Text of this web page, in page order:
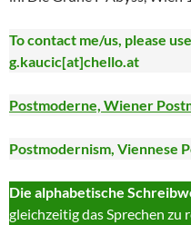
To contact me/us, please use
g.kaucic[at]chello.at
Postmoderne, Wiener
Postmodernism, Viennese
Die alphabetische
gleichzeitig das Sprechen